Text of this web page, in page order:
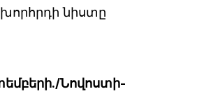
նիստը
Նովոստի-